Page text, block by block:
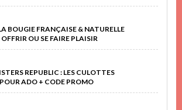
BOUGIE FRANÇAISE & NATURELLE
OU SE FAIRE PLAISIR
REPUBLIC : LES CULOTTES
ADO + CODE PROMO